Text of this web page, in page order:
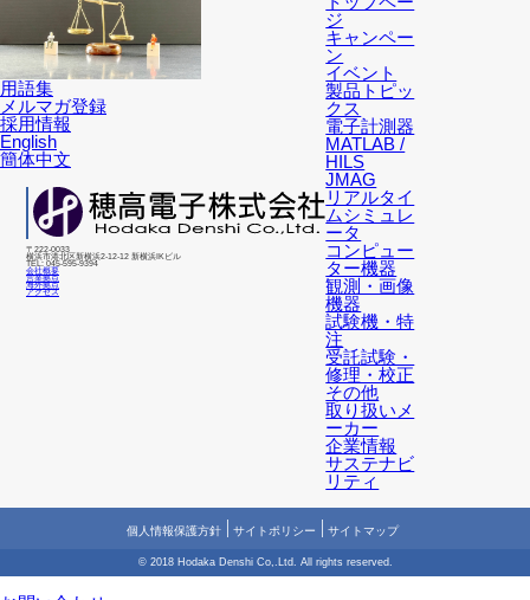
用語集
メルマガ登録
採用情報
English
簡体中文
〒222-0033
横浜市港北区新横浜2-12-12 新横浜IKビル
TEL: 045-595-9394
会社概要
営業拠点
海外拠点
アクセス
ジ
キャンペー
ン
イベント
製品トピッ
クス
電子計測器
MATLAB /
HILS
JMAG
リアルタイ
ムシミュレ
ータ
コンピュー
ター機器
観測・画像
機器
試験機・特
注
受託試験・
修理・校正
その他
取り扱いメ
ーカー
企業情報
サステナビ
リティ
個人情報保護方針 サイトポリシー サイトマップ
© 2018 Hodaka Denshi Co,.Ltd. All rights reserved.